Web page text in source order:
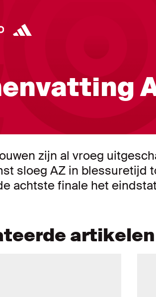
zijn al vroeg
sloeg AZ in blessuretijd
achtste finale het
artikelen